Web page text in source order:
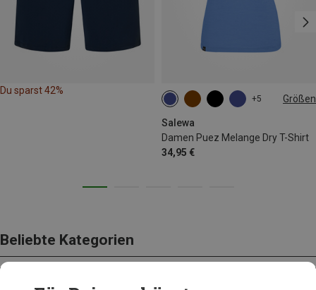
Du sparst 42%
+5 Größen
Salewa
Damen Puez Melange Dry T-Shirt
34,95 €
XS S M
Beliebte Kategorien